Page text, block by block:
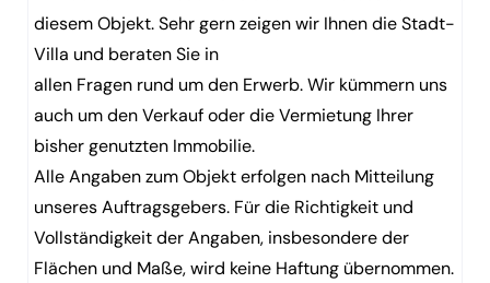
diesem Objekt. Sehr gern zeigen wir Ihnen die Stadt-
Villa und beraten Sie in
allen Fragen rund um den Erwerb. Wir kümmern uns
auch um den Verkauf oder die Vermietung Ihrer
bisher genutzten Immobilie.
Alle Angaben zum Objekt erfolgen nach Mitteilung
unseres Auftragsgebers. Für die Richtigkeit und
Vollständigkeit der Angaben, insbesondere der
Flächen und Maße, wird keine Haftung übernommen.